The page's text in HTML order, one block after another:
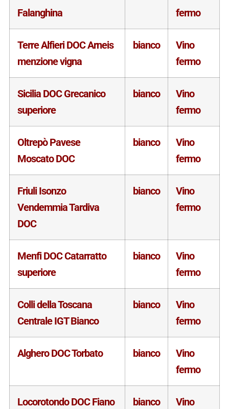
Falanghina
fermo
Terre Alfieri DOC Arneis
menzione vigna
bianco
Vino
fermo
Sicilia DOC Grecanico
superiore
bianco
Vino
fermo
Oltrepò Pavese
Moscato DOC
bianco
Vino
fermo
Friuli Isonzo
Vendemmia Tardiva
DOC
bianco
Vino
fermo
Menfi DOC Catarratto
superiore
bianco
Vino
fermo
Colli della Toscana
Centrale IGT Bianco
bianco
Vino
fermo
Alghero DOC Torbato bianco
Vino
fermo
Locorotondo DOC Fiano bianco
Vino